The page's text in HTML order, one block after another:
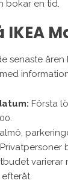
bokar en tid.
IKEA
senaste
Första
Privatpersoner
varierar